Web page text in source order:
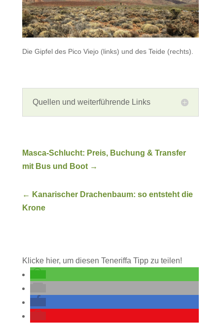
Die Gipfel des Pico Viejo (links) und des Teide (rechts).
Quellen und weiterführende Links
Masca-Schlucht: Preis, Buchung & Transfer
mit Bus und Boot→
← Kanarischer Drachenbaum: so entsteht die
Krone
Klicke hier, um diesen Teneriffa Tipp zu teilen!